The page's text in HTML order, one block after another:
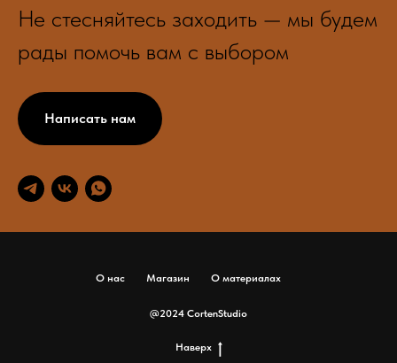
Не стесняйтесь заходить — мы будем
рады помочь вам с выбором
Написать нам
О нас Магазин О материалах
@2024 CortenStudio
Наверх